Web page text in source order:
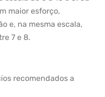
maior esforço,
e, na mesma escala,
7 e 8.
recomendados a